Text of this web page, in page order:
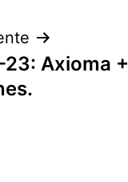
Axioma +